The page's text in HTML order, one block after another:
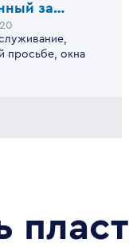
Волжско-камский оконный завод
просьбе, окна